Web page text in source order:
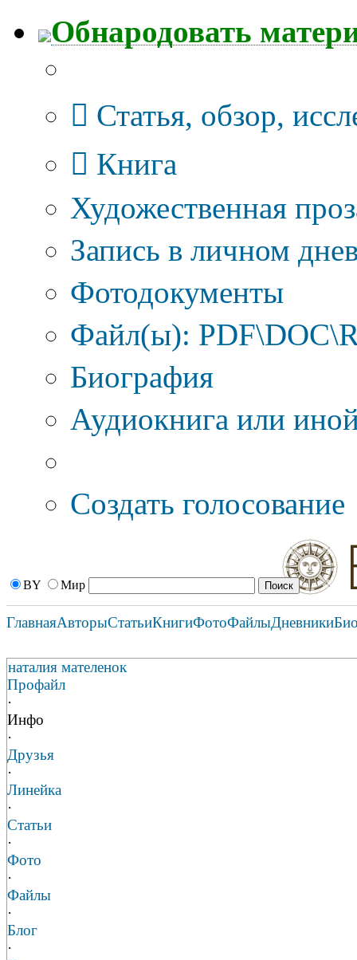
Обнародовать
Статья, обзор,
Книга
Художественная
Запись в личном
Фотодокументы
Файл(ы):
Биография
Аудиокнига или
Создать голосование
BY Мир
ГлавнаяАвторыСтатьиКнигиФотоФайлыДневники
наталия мателенок
Профайл
·
Инфо
·
Друзья
·
Линейка
·
Статьи
·
Фото
·
Файлы
·
Блог
·